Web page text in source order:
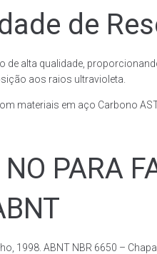
de
alta qualidade,
aos raios ultravioleta.
materiais em aço Carbono
NO PARA
1998. ABNT NBR 6650 –